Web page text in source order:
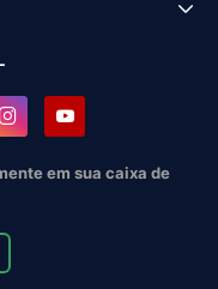
em sua caixa de